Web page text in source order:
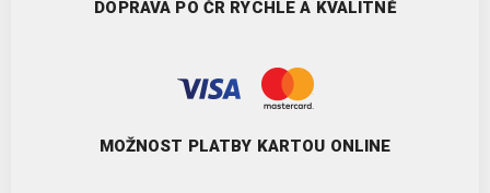
DOPRAVA PO ČR RYCHLE A KVALITNĚ
MOŽNOST PLATBY KARTOU ONLINE